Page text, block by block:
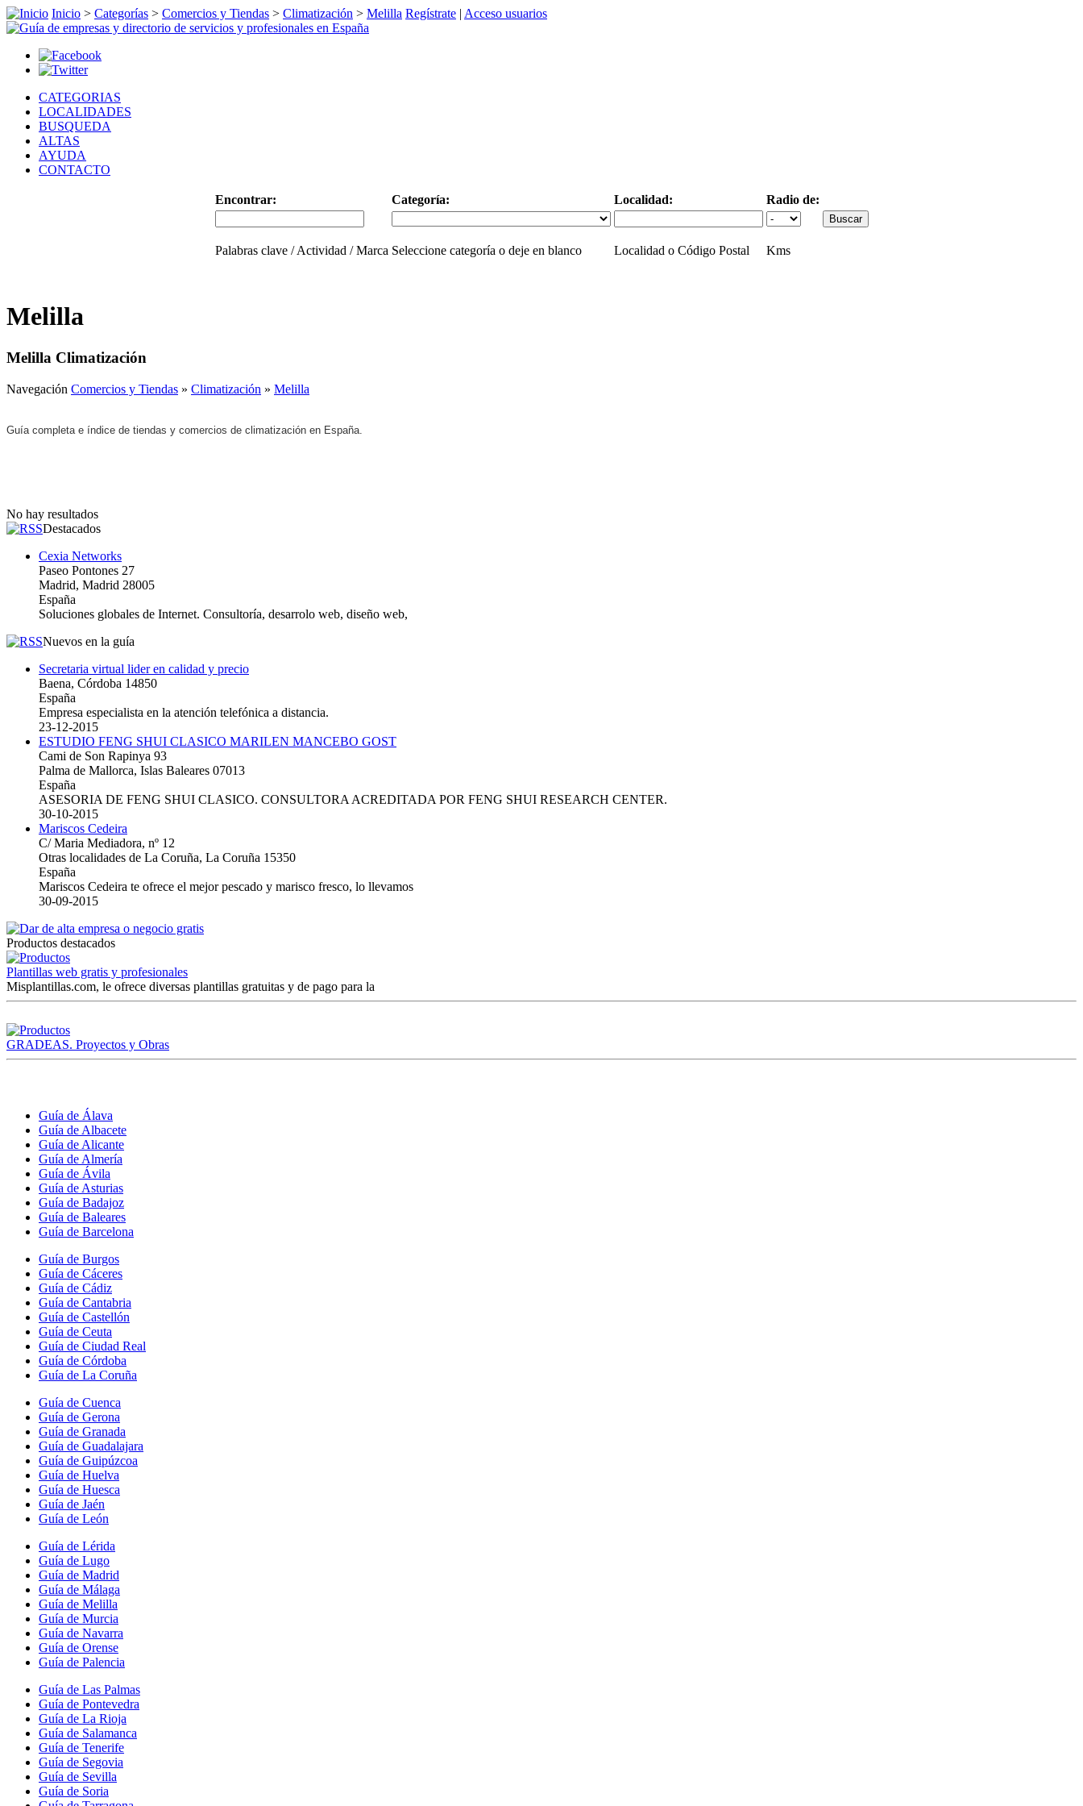
Inicio > Categorías > Comercios y Tiendas > Climatización > Melilla Regístrate | Acceso usuarios
CATEGORIAS
LOCALIDADES
BUSQUEDA
ALTAS
AYUDA
CONTACTO
Encontrar: Categoría: Localidad: Radio de:
Palabras clave / Actividad / Marca Seleccione categoría o deje en blanco Localidad o Código Postal Kms
Melilla
Melilla Climatización
Navegación Comercios y Tiendas » Climatización » Melilla
Guía completa e índice de tiendas y comercios de climatización en España.
No hay resultados
Destacados
Cexia Networks
Paseo Pontones 27
Madrid, Madrid 28005
España
Soluciones globales de Internet. Consultoría, desarrolo web, diseño web,
Nuevos en la guía
Secretaria virtual lider en calidad y precio
Baena, Córdoba 14850
España
Empresa especialista en la atención telefónica a distancia.
23-12-2015
ESTUDIO FENG SHUI CLASICO MARILEN MANCEBO GOST
Cami de Son Rapinya 93
Palma de Mallorca, Islas Baleares 07013
España
ASESORIA DE FENG SHUI CLASICO. CONSULTORA ACREDITADA POR FENG SHUI RESEARCH CENTER.
30-10-2015
Mariscos Cedeira
C/ Maria Mediadora, nº 12
Otras localidades de La Coruña, La Coruña 15350
España
Mariscos Cedeira te ofrece el mejor pescado y marisco fresco, lo llevamos
30-09-2015
Productos destacados
Plantillas web gratis y profesionales
Misplantillas.com, le ofrece diversas plantillas gratuitas y de pago para la
GRADEAS. Proyectos y Obras
Guía de Álava
Guía de Albacete
Guía de Alicante
Guía de Almería
Guía de Ávila
Guía de Asturias
Guía de Badajoz
Guía de Baleares
Guía de Barcelona
Guía de Burgos
Guía de Cáceres
Guía de Cádiz
Guía de Cantabria
Guía de Castellón
Guía de Ceuta
Guía de Ciudad Real
Guía de Córdoba
Guía de La Coruña
Guía de Cuenca
Guía de Gerona
Guía de Granada
Guía de Guadalajara
Guía de Guipúzcoa
Guía de Huelva
Guía de Huesca
Guía de Jaén
Guía de León
Guía de Lérida
Guía de Lugo
Guía de Madrid
Guía de Málaga
Guía de Melilla
Guía de Murcia
Guía de Navarra
Guía de Orense
Guía de Palencia
Guía de Las Palmas
Guía de Pontevedra
Guía de La Rioja
Guía de Salamanca
Guía de Tenerife
Guía de Segovia
Guía de Sevilla
Guía de Soria